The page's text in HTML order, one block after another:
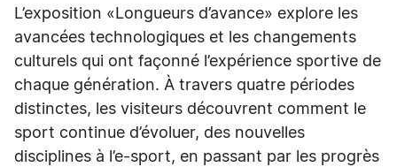
L’exposition «Longueurs d’avance» explore les
avancées technologiques et les changements
culturels qui ont façonné l’expérience sportive de
chaque génération. À travers quatre périodes
distinctes, les visiteurs découvrent comment le
sport continue d’évoluer, des nouvelles
disciplines à l’e-sport, en passant par les progrès